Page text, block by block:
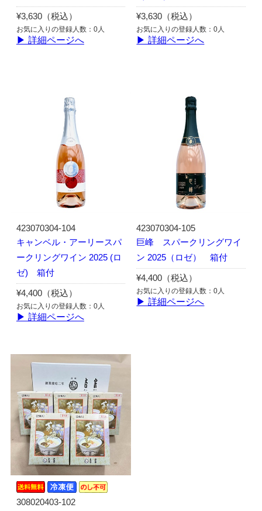
¥3,630（税込）
お気に入りの登録人数：0人
▶ 詳細ページへ
¥3,630（税込）
お気に入りの登録人数：0人
▶ 詳細ページへ
423070304-104
キャンベル・アーリースパ
ークリングワイン 2025 (ロ
ゼ) 箱付
¥4,400（税込）
お気に入りの登録人数：0人
▶ 詳細ページへ
423070304-105
巨峰 スパークリングワイ
ン 2025（ロゼ） 箱付
¥4,400（税込）
お気に入りの登録人数：0人
▶ 詳細ページへ
308020403-102